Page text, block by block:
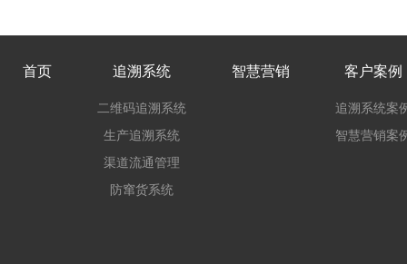
首页 追溯系统
二维码追溯系统
生产追溯系统
渠道流通管理
防窜货系统
智慧营销 客户案例
追溯系统案
智慧营销案